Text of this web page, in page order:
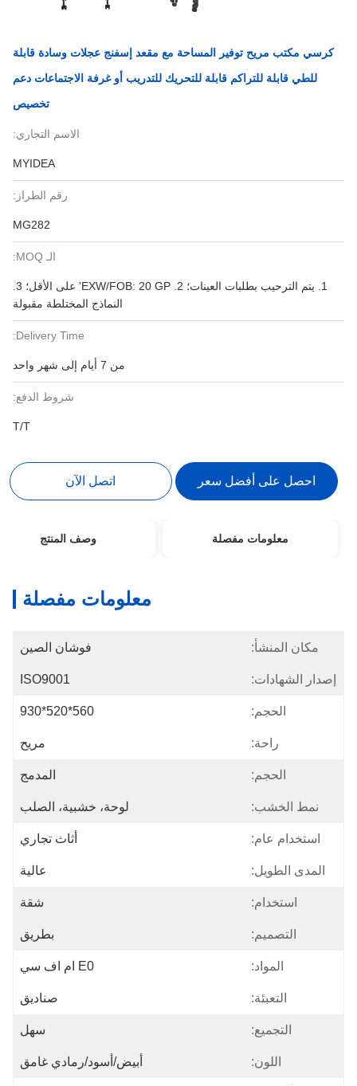
كرسي مكتب مريح توفير المساحة مع مقعد إسفنج عجلات وسادة قابلة
للطي قابلة للتراكم قابلة للتحريك للتدريب أو غرفة الاجتماعات دعم
تخصيص
الاسم التجاري:
MYIDEA
رقم الطراز:
MG282
الـ MOQ:
1. يتم الترحيب بطلبات العينات؛ 2. EXW/FOB: 20 ​​GP' على الأقل؛ 3.
النماذج المختلطة مقبولة
Delivery Time:
من 7 أيام إلى شهر واحد
شروط الدفع:
T/T
احصل على أفضل سعر اتصل الآن
معلومات مفصلة وصف المنتج
معلومات مفصلة
مكان المنشأ: فوشان الصين
إصدار الشهادات: ISO9001
الحجم: 560*520*930
راحة: مريح
الحجم: المدمج
نمط الخشب: لوحة، خشبية، الصلب
استخدام عام: أثاث تجاري
المدى الطويل: عالية
استخدام: شقة
التصميم: بطريق
المواد: E0 ام اف سي
التعبئة: صناديق
التجميع: سهل
اللون: أبيض/أسود/رمادي غامق